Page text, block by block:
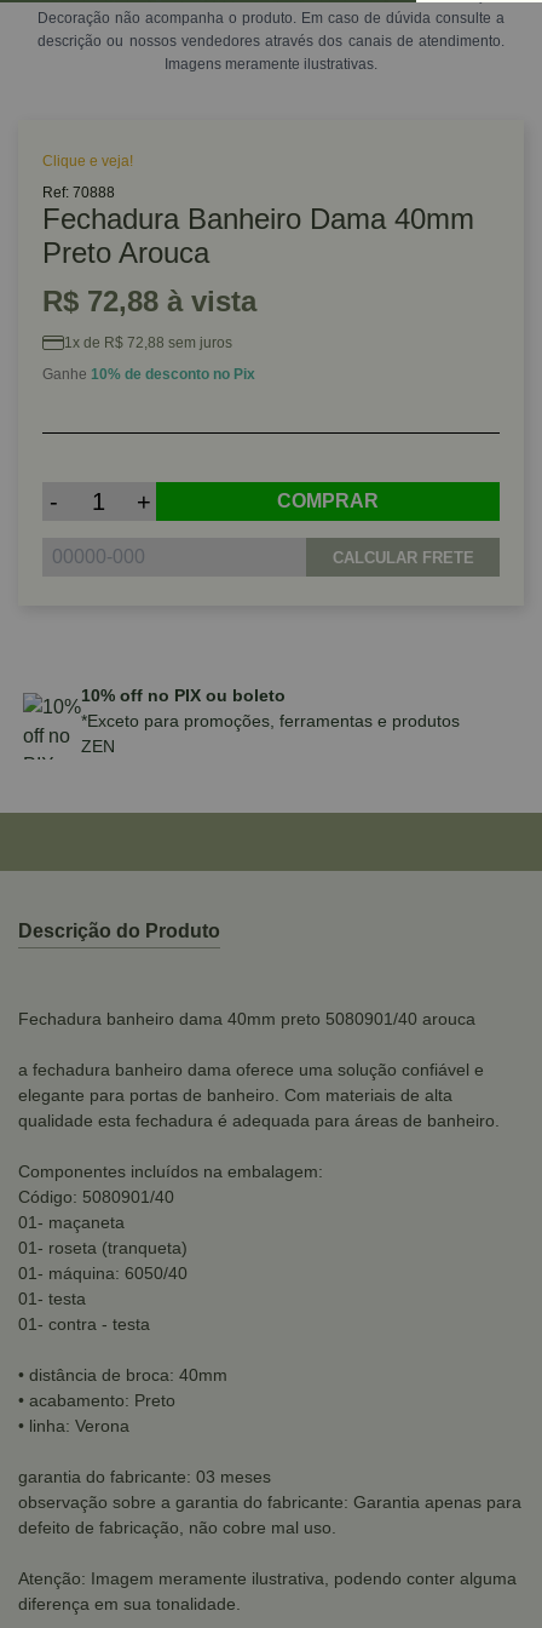
Decoração não acompanha o produto. Em caso de dúvida consulte a
descrição ou nossos vendedores através dos canais de atendimento.
Imagens meramente ilustrativas.
Clique e veja!
Ref: 70888
Fechadura Banheiro Dama 40mm
Preto Arouca
R$ 72,88 à vista
1x de R$ 72,88 sem juros
Ganhe 10% de desconto no Pix
- + COMPRAR
CALCULAR FRETE
Parcele em até 10x sem juros no cartão
para compras acima de R$590,00
Descrição do Produto
Fechadura banheiro dama 40mm preto 5080901/40 arouca
a fechadura banheiro dama oferece uma solução confiável e
elegante para portas de banheiro. Com materiais de alta
qualidade esta fechadura é adequada para áreas de banheiro.
Componentes incluídos na embalagem:
Código: 5080901/40
01- maçaneta
01- roseta (tranqueta)
01- máquina: 6050/40
01- testa
01- contra - testa
• distância de broca: 40mm
• acabamento: Preto
• linha: Verona
garantia do fabricante: 03 meses
observação sobre a garantia do fabricante: Garantia apenas para
defeito de fabricação, não cobre mal uso.
Atenção: Imagem meramente ilustrativa, podendo conter alguma
diferença em sua tonalidade.